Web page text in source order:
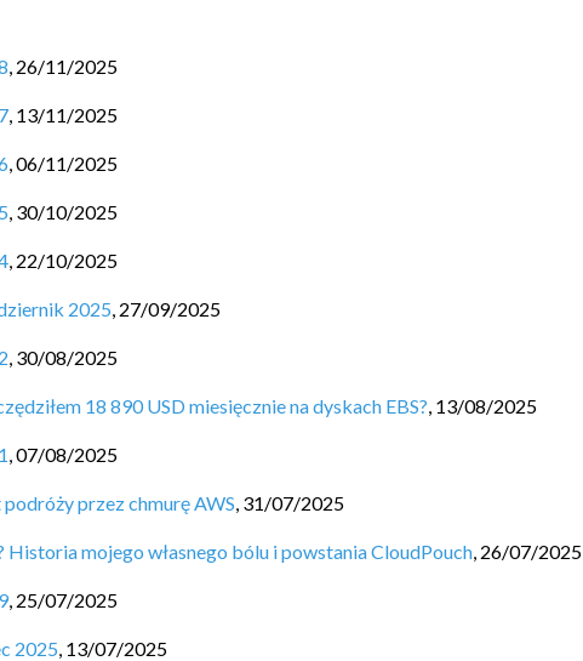
, 26/11/2025
, 13/11/2025
,06/11/2025
, 30/10/2025
, 22/10/2025
2025, 27/09/2025
, 30/08/2025
18 890 USD miesięcznie na dyskach EBS?, 13/08/2025
,07/08/2025
przez chmurę AWS, 31/07/2025
Historia mojego własnego bólu i powstania CloudPouch, 26/07/2025
, 25/07/2025
2025, 13/07/2025